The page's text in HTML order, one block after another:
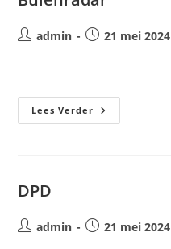
Bericht
admin
Bericht21 mei 2024
Lees Verder Buienradar
DPD
Bericht
admin
Bericht21 mei 2024